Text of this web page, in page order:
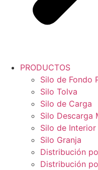
PRODUCTOS
Silo de Fondo
Silo Tolva
Silo de Carga
Silo Descarga
Silo de Interior
Silo Granja
Distribución
Distribución